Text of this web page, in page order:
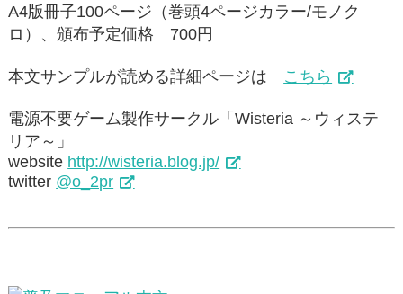
A4版冊子100ページ（巻頭4ページカラー/モノク
ロ）、頒布予定価格 700円
本文サンプルが読める詳細ページは こちら
電源不要ゲーム製作サークル「Wisteria ～ウィステ
リア～」
website http://wisteria.blog.jp/
twitter @o_2pr